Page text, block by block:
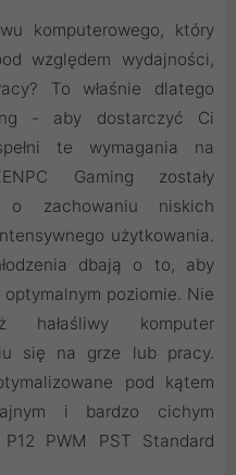
komputerowego, który
względem wydajności,
To właśnie dlatego
- aby dostarczyć Ci
te wymagania na
Gaming zostały
zachowaniu niskich
użytkowania.
dbają o to, aby
optymalnym poziomie. Nie
komputer
się na grze lub pracy.
pod kątem
i bardzo cichym
PWM PST Standard